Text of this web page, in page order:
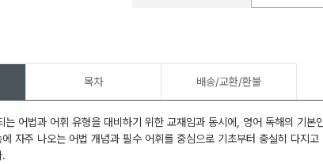
목차 배송/교환/환불
는 어법과 어휘 유형을 대비하기 위한 교재임과 동시에, 영어 독해의 기본
자주 나오는 어법 개념과 필수 어휘를 중심으로 기초부터 충실히 다지
.